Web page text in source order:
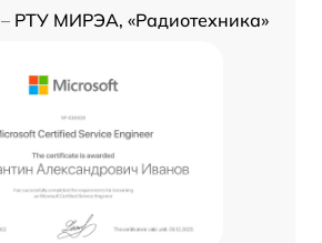
РТУ МИРЭА, «Радиотехника»